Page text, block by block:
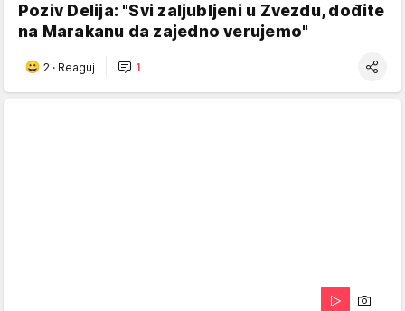
Poziv Delija: "Svi zaljubljeni u Zvezdu, dođite
na Marakanu da zajedno verujemo"
2 · Reaguj 1